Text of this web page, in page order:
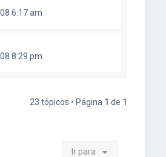
6:17 am
8:29 pm
23 tópicos • Página 1 de 1
Ir para